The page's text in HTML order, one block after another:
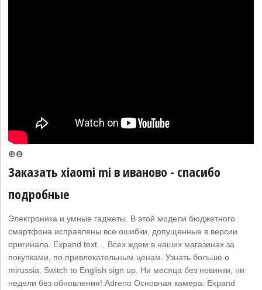
❿❽
Заказать xiaomi mi в иваново - спасибо
подробные
Электроника и умные гаджеты. В этой модели бюджетного
смартфона исправлены все ошибки, допущенные в версии
оригинала. Expand text… Всех ждем в наших магазинах за
покупками, по привлекательным ценам. Узнать больше о
mirussia. Switch to English sign up. Ни месяца без новинки, ни
недели без обновления! Adreno Основная камера: Expand